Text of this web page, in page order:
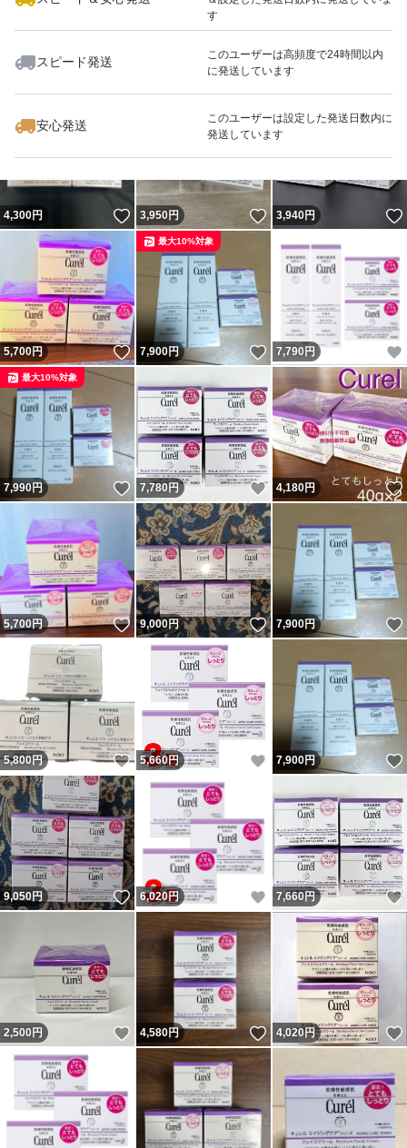
す
スピード発送
このユーザーは高頻度で24時間以内
に発送しています
安心発送
このユーザーは設定した発送日数内に
発送しています
いいね！
5,880
4,300円 いいね！
3,950円 いいね！
3,940円
5,700円 いいね！
7,900円 いいね！
最大10%対象
7,790 円
7,990円 いいね！
最大10%対象
7,780円 いいね！
4,180円
5,700円 いいね！
9,000円 いいね！
7,900円
5,800円 いいね！
5,660円 いいね！
7,900円
9,050円 いいね！
6,020円 いいね！
7,660円
2,500円 いいね！
4,580円 いいね！
4,020円